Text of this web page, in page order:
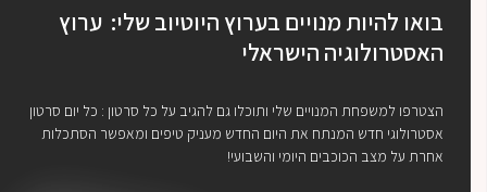
בואו להיות מנויים בערוץ היוטיוב שלי: ערוץ
האסטרולוגיה הישראלי
הצטרפו למשפחת המנויים שלי ותוכלו גם להגיב על כל סרטון : כל יום סרטון
אסטרולוגי חדש המנתח את היום החדש מעניק טיפים ומאפשר הסתכלות
אחרת על מצב הכוכבים היומי והשבועי!